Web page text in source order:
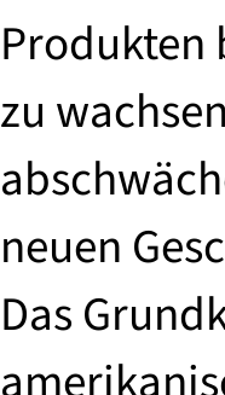
Produkten
zu
neuen
Das